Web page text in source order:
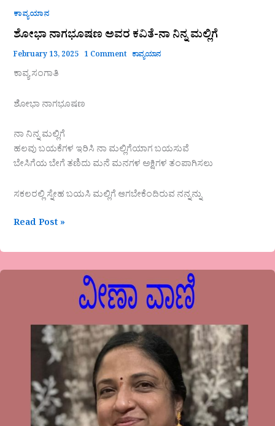
ಕಾವ್ಯಯಾನ
ಶೋಭಾ ನಾಗಭೂಷಣ ಅವರ ಕವಿತೆ-ನಾ ನಿನ್ನ ಮಲ್ಲಿಗೆ
February 13, 2025 1 Comment ಕಾವ್ಯಯಾನ
ಕಾವ್ಯ ಸಂಗಾತಿ
ಶೋಭಾ ನಾಗಭೂಷಣ
ನಾ ನಿನ್ನ ಮಲ್ಲಿಗೆ
ಹಲವು ಬಯಕೆಗಳ ಇರಿಸಿ ನಾ ಮಲ್ಲಿಗೆಯಾಗ ಬಯಸುವೆ
ಬೇಸಿಗೆಯ ಬೇಗೆ ತಣಿದು ಮನೆ ಮನಗಳ ಅಕ್ಷಿಗಳ ತಂಪಾಗಿಸಲು
ಸಕಲರಲ್ಲಿ ಸ್ನೇಹ ಬಯಸಿ ಮಲ್ಲಿಗೆ ಆಗಬೇಕೆಂದಿರುವ ನನ್ನನ್ನು
Read Post »